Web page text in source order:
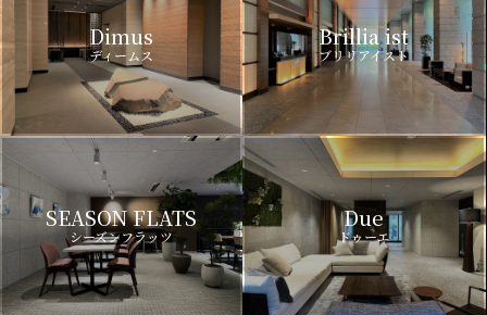
Dimus
ディームス
Brillia ist
ブリリアイスト
SEASON FLATS
シーズンフラッツ
Due
ドゥーエ